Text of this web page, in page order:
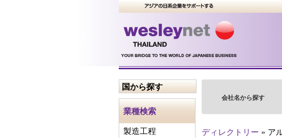
国から探す
業種検索
製造工程
会社名から探す
ディレクトリー » ア